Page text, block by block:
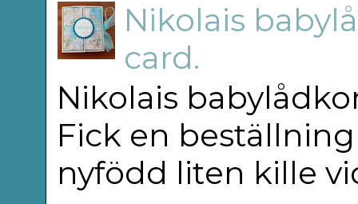
Nikolais
card.
Nikolais
Fick en
nyfödd liten kille